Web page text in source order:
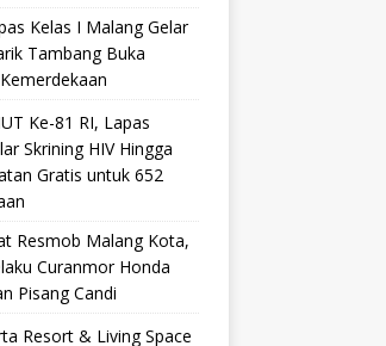
Kelas I Malang Gelar
Tambang Buka
Ke-81 RI, Lapas
Skrining HIV Hingga
Gratis untuk 652
Resmob Malang Kota,
Curanmor Honda
Pisang Candi
Resort & Living Space